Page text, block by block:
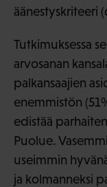
äänestyskriteeri
Tutkimuksessa
arvosanan
palkansaajien
enemmistön
edistää
Puolue.
useimmin
ja kolmanneksi